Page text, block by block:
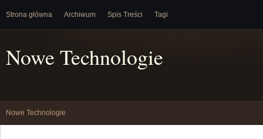
Strona główna Archiwum Spis Treści Tagi
Nowe Technologie
Nowe Technologie